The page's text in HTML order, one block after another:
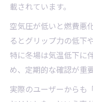
載されています。
空気圧が低いと燃費悪
るとグリップ力の低下
特に冬場は気温低下に
め、定期的な確認が重要
実際のユーザーからも